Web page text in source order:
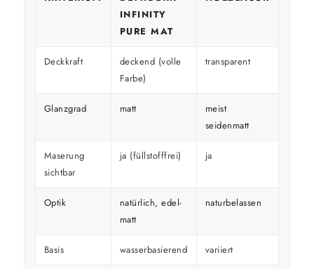
INFINITY
PURE MAT
Deckkraft
deckend (volle
Farbe)
transparent
Glanzgrad matt
meist
seidenmatt
Maserung
sichtbar
ja (füllstofffrei) ja
Optik
natürlich, edel-
matt
naturbelassen
Basis wasserbasierend variiert